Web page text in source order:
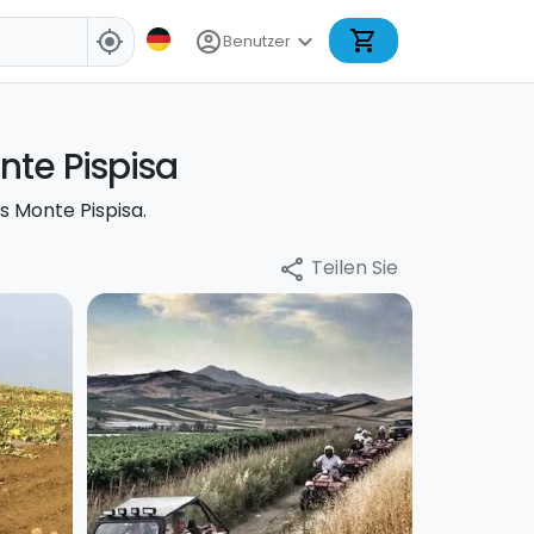
my_location account_circleBenutzer expand_more shopping_cart
Pispisa
Monte Pispisa.
share Teilen Sie